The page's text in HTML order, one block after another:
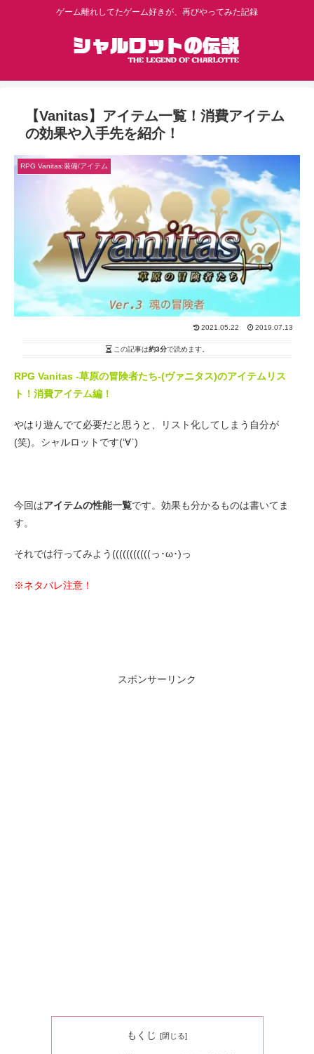
ゲーム離れしてたゲーム好きが、再びやってみた記録
【Vanitas】アイテム一覧！消費アイテム
の効果や入手先を紹介！
RPG Vanitas:装備/アイテム
2021.05.22 2019.07.13
この記事は約3分で読めます。
RPG Vanitas -草原の冒険者たち-(ヴァニタス)のアイテムリス
ト！消費アイテム編！
やはり遊んでて必要だと思うと、リスト化してしまう自分が
(笑)。シャルロットです(‘∀`)
今回はアイテムの性能一覧です。効果も分かるものは書いてま
す。
それでは行ってみよう(((((((((((っ･ω･)っ
※ネタバレ注意！
スポンサーリンク
もくじ